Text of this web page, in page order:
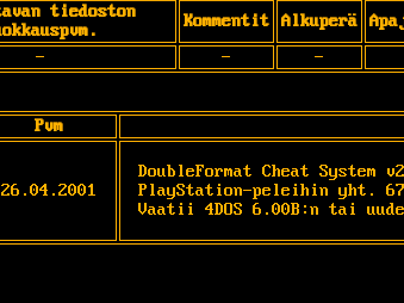
tiedoston
Kommentit Alkuperä
- - -
Pvm
26.04.2001
DoubleFormat Cheat System
PlayStation-peleihin yht.
Vaatii 4DOS 6.00B:n tai